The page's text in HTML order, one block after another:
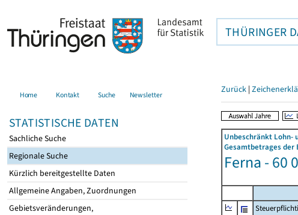
THÜRINGER
Home Kontakt Suche Newsletter
STATISTISCHE DATEN
Sachliche Suche
Regionale Suche
Kürzlich bereitgestellte Daten
Allgemeine Angaben, Zuordnungen
Gebietsveränderungen,
Zurück |
Unbeschränkt Lohn-
Gesamtbetrages der
Ferna - 60